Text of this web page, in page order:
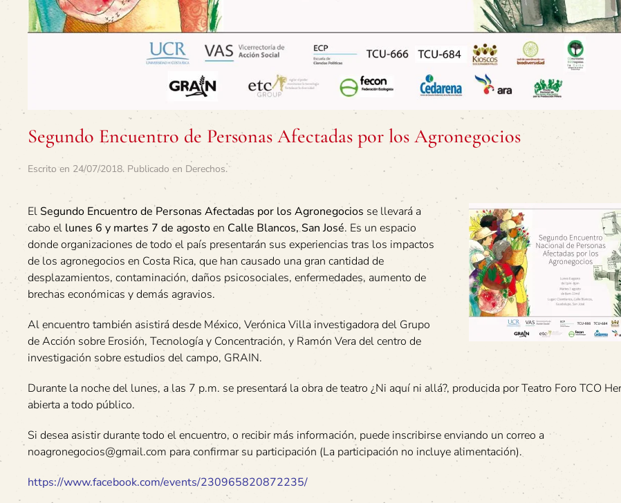
Segundo Encuentro de Personas Afectadas por los Agronegocios
Escrito en 24/07/2018. Publicado en Derechos.
El Segundo Encuentro de Personas Afectadas por los Agronegocios se llevará a
cabo el lunes 6 y martes 7 de agostoen Calle Blancos, San José. Es un espacio
donde organizaciones de todo el país presentarán sus experiencias tras los impactos
de los agronegocios en Costa Rica, que han causado una gran cantidad de
desplazamientos, contaminación, daños psicosociales, enfermedades, aumento de
brechas económicas y demás agravios.
Al encuentro también asistirá desde México, Verónica Villa investigadora del Grupo
de Acción sobre Erosión, Tecnología y Concentración, y Ramón Vera del centro de
investigación sobre estudios del campo, GRAIN.
Durante la noche del lunes, a las 7 p.m. se presentará la obra de teatro ¿Ni aquí ni allá?, producida por Teatro Foro TCO
abierta a todo público.
Si desea asistir durante todo el encuentro, o recibir más información, puede inscribirse enviando un correo a
noagronegocios@gmail.com para confirmar su participación (La participación no incluye alimentación).
https://www.facebook.com/events/230965820872235/